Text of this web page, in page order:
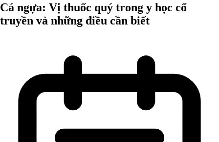
Cá ngựa: Vị thuốc quý trong y học cổ
truyền và những điều cần biết